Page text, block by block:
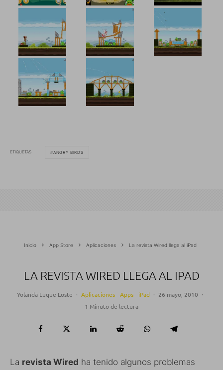
ETIQUETAS ANGRY BIRDS
Inicio App Store Aplicaciones La revista Wired llega al iPad
LA REVISTA WIRED LLEGA AL IPAD
Yolanda Luque Loste · Aplicaciones Apps iPad · 26 mayo, 2010 ·
1 Minuto de lectura
La revista Wired ha tenido algunos problemas